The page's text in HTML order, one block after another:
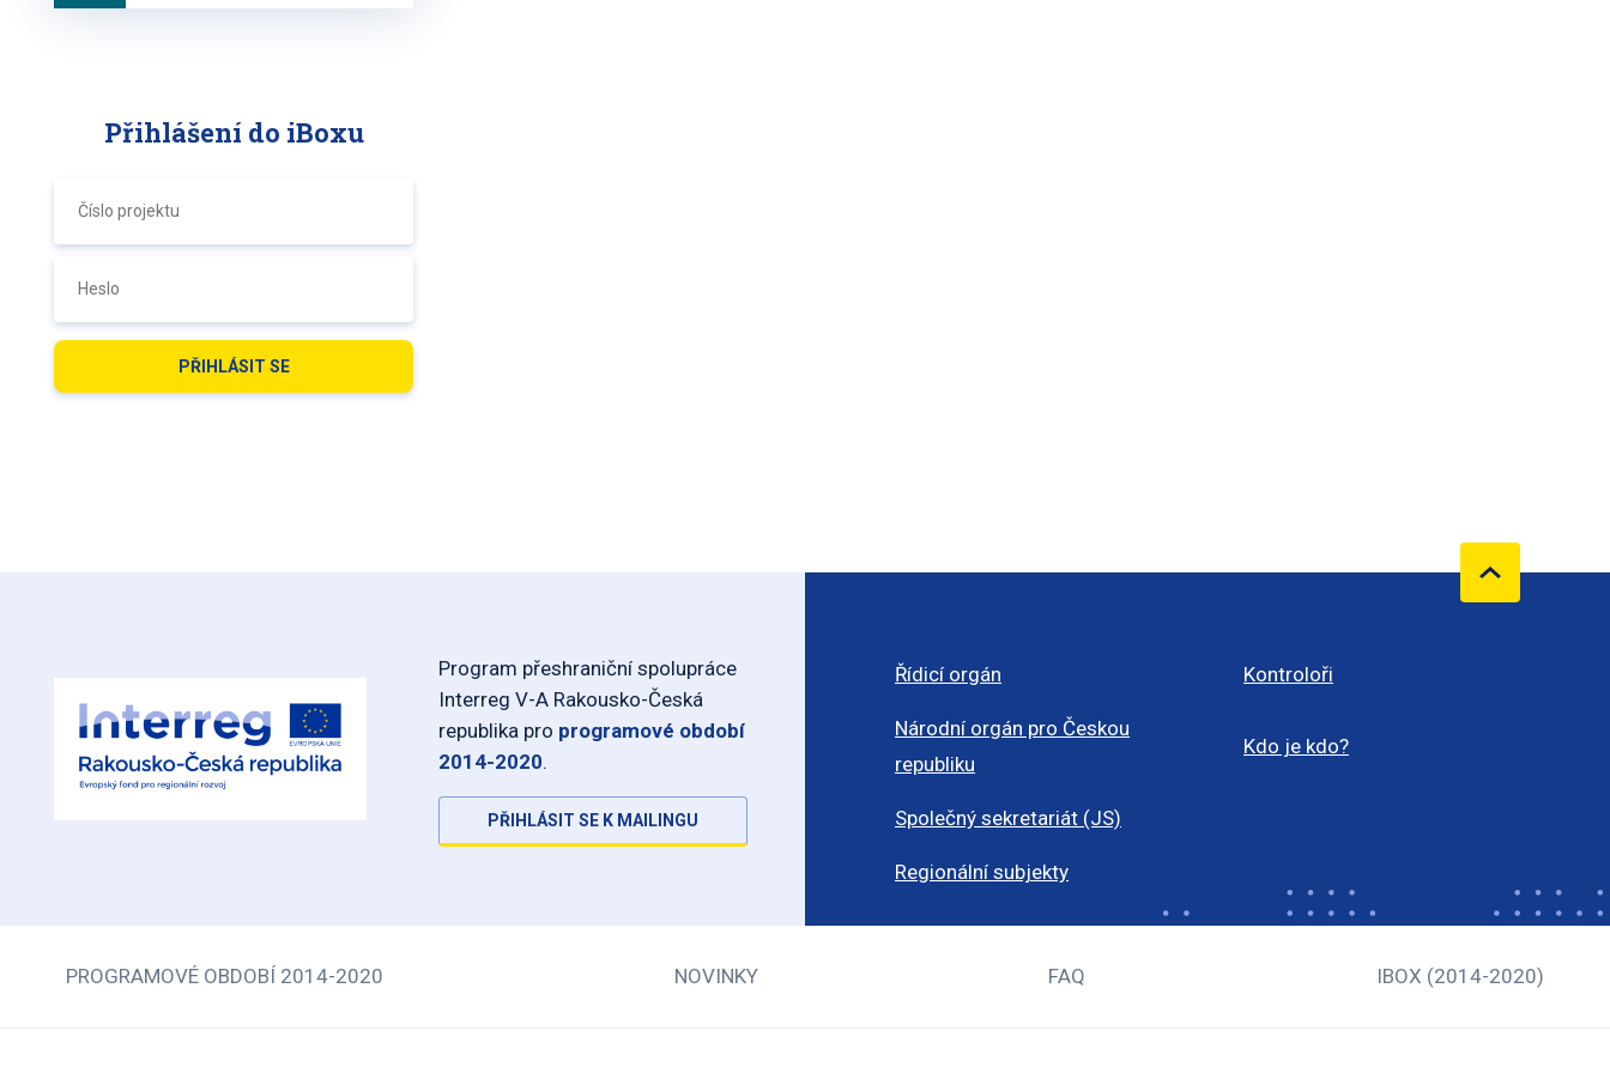
Přihlášení do iBoxu
Program přeshraniční spolupráce
Interreg V-A Rakousko-Česká
republika pro programové období
2014-2020.
PŘIHLÁSIT SE K MAILINGU
Řídicí orgán
Národní orgán pro Českou
republiku
Společný sekretariát (JS)
Regionální subjekty
Kontroloři
Kdo je kdo?
PROGRAMOVÉ OBDOBÍ 2014-2020 NOVINKY FAQ IBOX (2014-2020)